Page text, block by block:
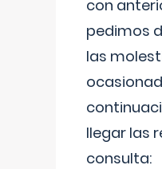
con
pedimos
las
llegar las
consulta: